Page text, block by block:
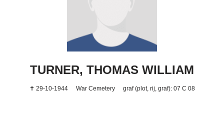
TURNER, THOMAS WILLIAM
✝ 29-10-1944 War Cemetery graf (plot, rij, graf): 07 C 08